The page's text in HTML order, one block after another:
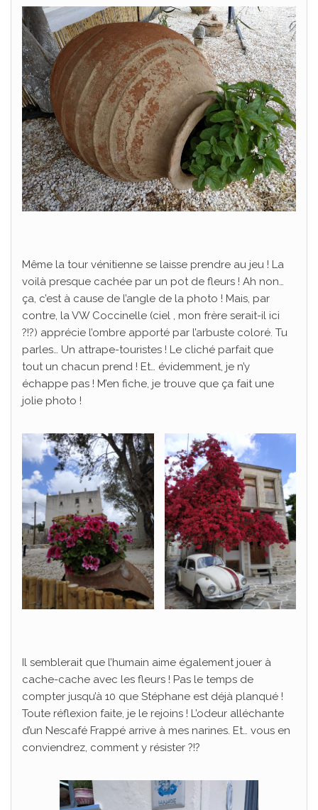
Même la tour vénitienne se laisse prendre au jeu ! La
voilà presque cachée par un pot de fleurs ! Ah non…
ça, c’est à cause de l’angle de la photo ! Mais, par
contre, la VW Coccinelle (ciel , mon frère serait-il ici
?!?) apprécie l’ombre apporté par l’arbuste coloré. Tu
parles… Un attrape-touristes ! Le cliché parfait que
tout un chacun prend ! Et… évidemment, je n’y
échappe pas ! M’en fiche, je trouve que ça fait une
jolie photo !
Il semblerait que l’humain aime également jouer à
cache-cache avec les fleurs ! Pas le temps de
compter jusqu’à 10 que Stéphane est déjà planqué !
Toute réflexion faite, je le rejoins ! L’odeur alléchante
d’un Nescafé Frappé arrive à mes narines. Et… vous en
conviendrez, comment y résister ?!?